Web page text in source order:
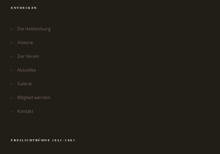
ENTDECKEN
Die Heldenburg
Historie
Der Verein
Aktuelles
Galerie
Mitglied werden
Kontakt
FREILICHTBÜHNE 1951–1960